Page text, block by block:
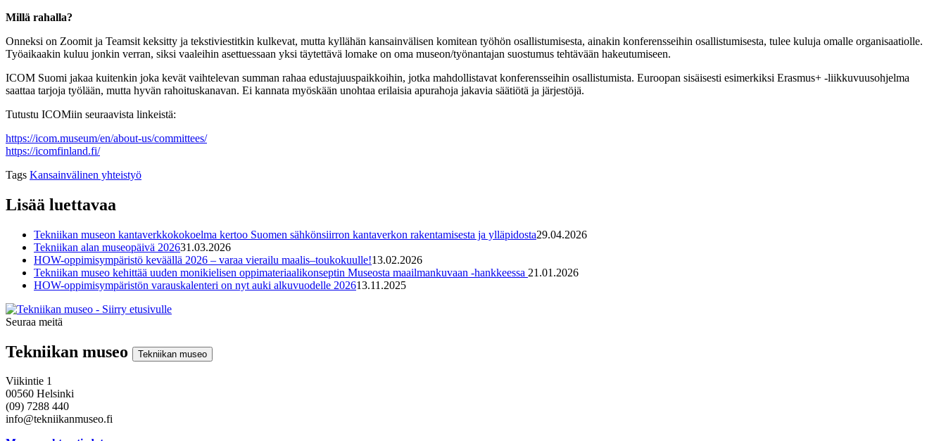
Millä rahalla?
Onneksi on Zoomit ja Teamsit keksitty ja tekstiviestitkin kulkevat, mutta kyllähän kansainvälisen komitean työhön osallistumisesta, ainakin konferensseihin osallistumisesta, tulee kuluja omalle organisaatiolle.
Työaikaakin kuluu jonkin verran, siksi vaaleihin asettuessaan yksi täytettävä lomake on oma museon/työnantajan suostumus tehtävään hakeutumiseen.
ICOM Suomi jakaa kuitenkin joka kevät vaihtelevan summan rahaa edustajuuspaikkoihin, jotka mahdollistavat konferensseihin osallistumista. Euroopan sisäisesti esimerkiksi Erasmus+ -liikkuvuusohjelma
saattaa tarjoja työlään, mutta hyvän rahoituskanavan. Ei kannata myöskään unohtaa erilaisia apurahoja jakavia säätiötä ja järjestöjä.
Tutustu ICOMiin seuraavista linkeistä:
https://icom.museum/en/about-us/committees/
https://icomfinland.fi/
Tags Kansainvälinen yhteistyö
Lisää luettavaa
Tekniikan museon kantaverkkokokoelma kertoo Suomen sähkönsiirron kantaverkon rakentamisesta ja ylläpidosta29.04.2026
Tekniikan alan museopäivä 202631.03.2026
HOW-oppimisympäristö keväällä 2026 – varaa vierailu maalis–toukokuulle!13.02.2026
Tekniikan museo kehittää uuden monikielisen oppimateriaalikonseptin Museosta maailmankuvaan -hankkeessa 21.01.2026
HOW-oppimisympäristön varauskalenteri on nyt auki alkuvuodelle 202613.11.2025
Seuraa meitä
Tekniikan museo Tekniikan museo
Viikintie 1
00560 Helsinki
(09) 7288 440
info@tekniikanmuseo.fi